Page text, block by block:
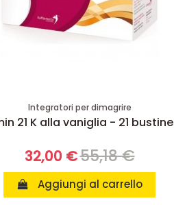
Integratori per dimagrire
21 K alla vaniglia - 21 bustine
32,00 €55,18 €
Aggiungi al carrello